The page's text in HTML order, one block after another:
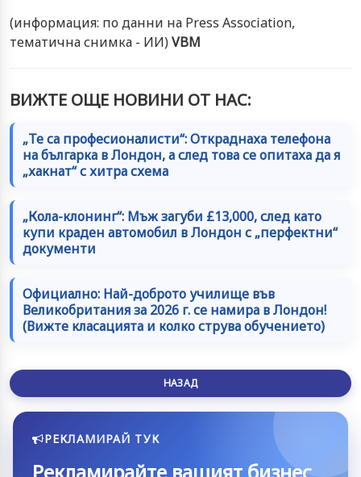
(информация: по данни на Press Association,
тематична снимка - ИИ) VBM
ВИЖТЕ ОЩЕ НОВИНИ ОТ НАС:
„Те са професионалисти“: Откраднаха телефона
на българка в Лондон, а след това се опитаха да я
„хакнат“ с хитра схема
„Кола-клонинг“: Мъж загуби £13,000, след като
купи краден автомобил в Лондон с „перфектни“
документи
Официално: Най-доброто училище във
Великобритания за 2026 г. се намира в Лондон!
(Вижте класацията и колко струва обучението)
НАЗАД
РЕКЛАМИРАЙ ТУК
Рекламирайте вашият бизнес